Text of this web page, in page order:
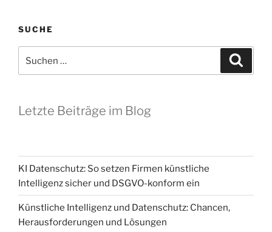
SUCHE
nach:
Letzte Beiträge im Blog
KI Datenschutz: So setzen Firmen künstliche
Intelligenz sicher und DSGVO-konform ein
Künstliche Intelligenz und Datenschutz: Chancen,
Herausforderungen und Lösungen